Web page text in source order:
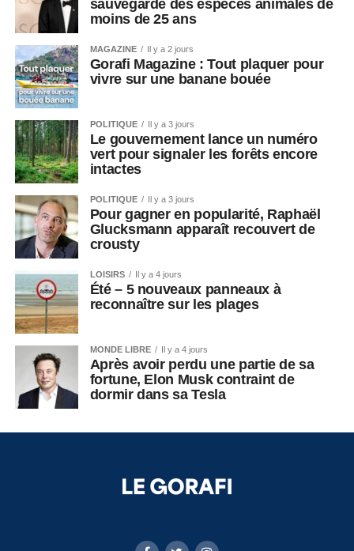
sauvegarde des espèces animales de
moins de 25 ans
MAGAZINE Il y a 2 jours
Gorafi Magazine : Tout plaquer pour
vivre sur une banane bouée
POLITIQUE Il y a 3 jours
Le gouvernement lance un numéro
vert pour signaler les forêts encore
intactes
POLITIQUE Il y a 3 jours
Pour gagner en popularité, Raphaël
Glucksmann apparaît recouvert de
crousty
LOISIRS Il y a 4 jours
Été – 5 nouveaux panneaux à
reconnaître sur les plages
MONDE LIBRE Il y a 4 jours
Après avoir perdu une partie de sa
fortune, Elon Musk contraint de
dormir dans sa Tesla